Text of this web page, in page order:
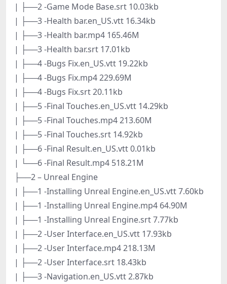
| ├──2 -Game Mode Base.srt 10.03kb
| ├──3 -Health bar.en_US.vtt 16.34kb
| ├──3 -Health bar.mp4 165.46M
| ├──3 -Health bar.srt 17.01kb
| ├──4 -Bugs Fix.en_US.vtt 19.22kb
| ├──4 -Bugs Fix.mp4 229.69M
| ├──4 -Bugs Fix.srt 20.11kb
| ├──5 -Final Touches.en_US.vtt 14.29kb
| ├──5 -Final Touches.mp4 213.60M
| ├──5 -Final Touches.srt 14.92kb
| ├──6 -Final Result.en_US.vtt 0.01kb
| └──6 -Final Result.mp4 518.21M
├──2 – Unreal Engine
| ├──1 -Installing Unreal Engine.en_US.vtt 7.60kb
| ├──1 -Installing Unreal Engine.mp4 64.90M
| ├──1 -Installing Unreal Engine.srt 7.77kb
| ├──2 -User Interface.en_US.vtt 17.93kb
| ├──2 -User Interface.mp4 218.13M
| ├──2 -User Interface.srt 18.43kb
| ├──3 -Navigation.en_US.vtt 2.87kb